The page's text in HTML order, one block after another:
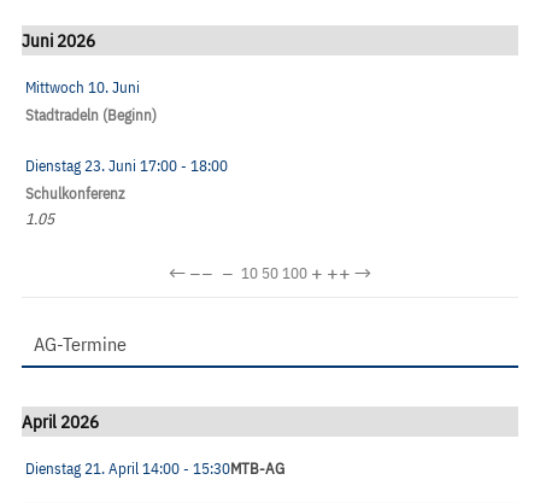
Juni 2026
Mittwoch 10. Juni
Stadtradeln (Beginn)
Dienstag 23. Juni 17:00- 18:00
Schulkonferenz
1.05
←−− − 10 50100 + ++→
AG-Termine
April 2026
Dienstag 21. April14:00- 15:30MTB-AG